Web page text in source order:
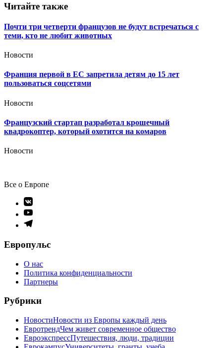
Читайте также
Почти три четверти французов не будут встречаться с
теми, кто не любит животных
Новости
Франция первой в ЕС запретила детям до 15 лет
пользоваться соцсетями
Новости
Французский стартап разработал крошечный
квадрокоптер, который охотится на комаров
Новости
Все о Европе
Элемент
меню
Элемент
меню
Элемент
Европульс
О нас
Политика конфиденциальности
Партнеры
Рубрики
НовостиНовости из Европы каждый день
ЕвротрендЧем живет современное общество
ЕвроэкспрессПутешествия, люди, традиции